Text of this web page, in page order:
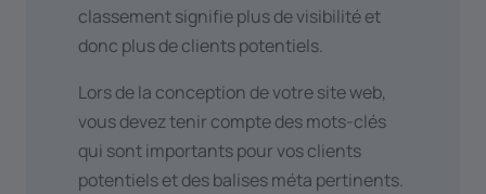
classement signifie plus de visibilité et
donc plus de clients potentiels.
Lors de la conception de votre site web,
vous devez tenir compte des mots-clés
qui sont importants pour vos clients
potentiels et des balises méta pertinents.